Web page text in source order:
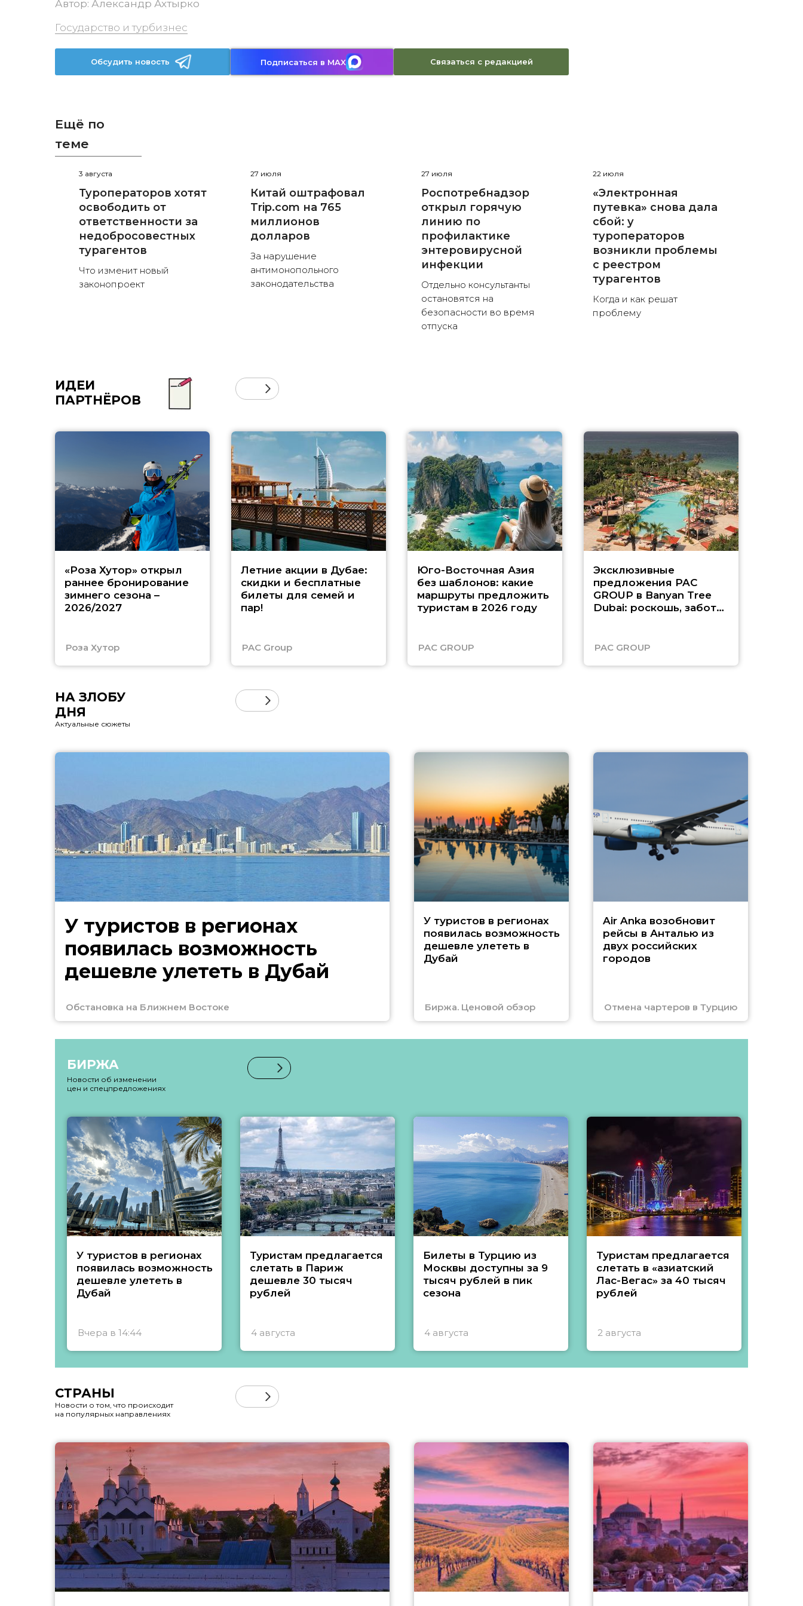
Автор: Александр Ахтырко
Государство и турбизнес
Обсудить новость Подписаться в MAX Связаться с редакцией
Ещё по
теме
3 августа
Туроператоров хотят
освободить от
ответственности за
недобросовестных
турагентов
Что изменит новый
законопроект
27 июля
Китай оштрафовал
Trip.com на 765
миллионов
долларов
За нарушение
антимонопольного
законодательства
27 июля
Роспотребнадзор
открыл горячую
линию по
профилактике
энтеровирусной
инфекции
Отдельно консультанты
остановятся на
безопасности во время
отпуска
22 июля
«Электронная
путевка» снова дала
сбой: у
туроператоров
возникли проблемы
с реестром
турагентов
Когда и как решат
проблему
ИДЕИ
ПАРТНЁРОВ
«Роза Хутор» открыл
раннее бронирование
зимнего сезона –
2026/2027
Роза Хутор
Летние акции в Дубае:
скидки и бесплатные
билеты для семей и
пар!
PAC Group
Юго-Восточная Азия
без шаблонов: какие
маршруты предложить
туристам в 2026 году
PAC GROUP
Эксклюзивные
предложения PAC
GROUP в Banyan Tree
Dubai: роскошь, забота
PAC GROUP
НА ЗЛОБУ
ДНЯ
Актуальные сюжеты
У туристов в регионах
появилась возможность
дешевле улететь в Дубай
Обстановка на Ближнем Востоке
У туристов в регионах
появилась возможность
дешевле улететь в
Дубай
Биржа. Ценовой обзор
Air Anka возобновит
рейсы в Анталью из
двух российских
городов
Отмена чартеров в Турцию
БИРЖА
Новости об изменении
цен и спецпредложениях
У туристов в регионах
появилась возможность
дешевле улететь в
Дубай
Вчера в 14:44
Туристам предлагается
слетать в Париж
дешевле 30 тысяч
рублей
4 августа
Билеты в Турцию из
Москвы доступны за 9
тысяч рублей в пик
сезона
4 августа
Туристам предлагается
слетать в «азиатский
Лас-Вегас» за 40 тысяч
рублей
2 августа
СТРАНЫ
Новости о том, что происходит
на популярных направлениях